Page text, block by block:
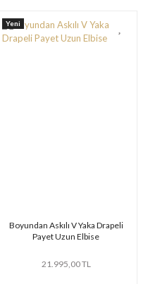
Yeni
Boyundan Askılı V Yaka Drapeli
Payet Uzun Elbise
21.995,00 TL